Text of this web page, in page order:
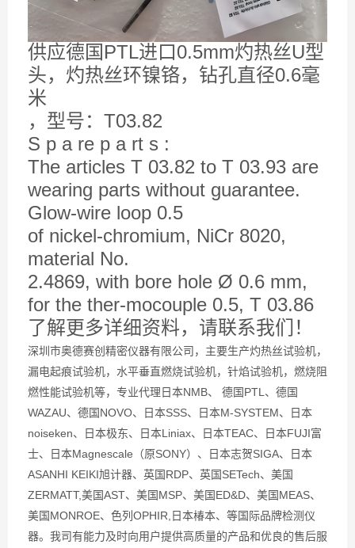
供应德国 PTL进口0.5mm灼热丝U型
头，灼热丝环镍铬，钻孔直径0.6毫
米
，型号： T03.82
S p a re p a rt s :
The articles T 03.82 to T 03.93 are
wearing parts without guarantee.
Glow-wire loop 0.5
of nickel-chromium, NiCr 8020,
material No.
2.4869, with bore hole Ø 0.6 mm,
for the ther-mocouple 0.5, T 03.86
了解更多详细资料，请联系我们！
深圳市奥德赛创精密仪器有限公司，主要生产灼热丝试验机，
漏电起痕试验机，水平垂直燃烧试验机，针焰试验机，燃烧阻
燃性能试验机等，专业代理日本NMB、 德国PTL、德国
WAZAU、德国NOVO、日本SSS、日本M-SYSTEM、日本
noiseken、日本极东、日本Liniax、日本TEAC、日本FUJI富
士、日本Magnescale（原SONY）、日本志贺SIGA、日本
ASANHI KEIKI旭计器、英国RDP、英国SETech、美国
ZERMATT,美国AST、美国MSP、美国ED&D、美国MEAS、
美国MONROE、色列OPHIR,日本椿本、等国际品牌检测仪
器。我司有能力及时向用户提供高质量的产品和优良的售后服